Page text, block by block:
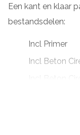
Een kant en klaar
bestandsdelen:
Incl Primer
Incl Beton